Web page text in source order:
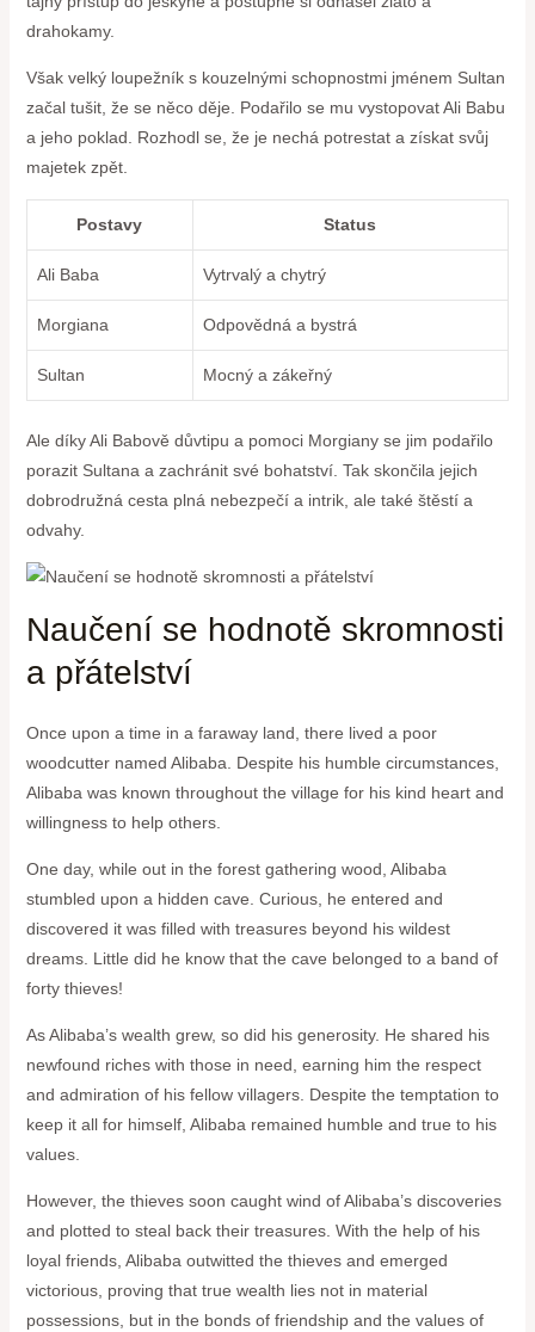
drahokamy.
Však velký loupežník s kouzelnými schopnostmi jménem Sultan
začal tušit, že se něco děje. Podařilo se mu vystopovat Ali Babu
a jeho poklad. Rozhodl se, že je nechá potrestat a získat svůj
majetek zpět.
Postavy Status
Ali Baba Vytrvalý a chytrý
Morgiana Odpovědná a bystrá
Sultan Mocný a zákeřný
Ale díky Ali Babově důvtipu a pomoci Morgiany se jim podařilo
porazit Sultana a zachránit své bohatství. Tak skončila jejich
dobrodružná cesta plná nebezpečí a intrik, ale také štěstí a
odvahy.
Naučení se hodnotě skromnosti
a přátelství
Once upon a time in a faraway land, there lived a poor
woodcutter named Alibaba. Despite his humble circumstances,
Alibaba was known throughout the village for his kind heart and
willingness to help others.
One day, while out in the forest gathering wood, Alibaba
stumbled upon a hidden cave. Curious, he entered and
discovered it was filled with treasures beyond his wildest
dreams. Little did he know that the cave belonged to a band of
forty thieves!
As Alibaba’s wealth grew, so did his generosity. He shared his
newfound riches with those in need, earning him the respect
and admiration of his fellow villagers. Despite the temptation to
keep it all for himself, Alibaba remained humble and true to his
values.
However, the thieves soon caught wind of Alibaba’s discoveries
and plotted to steal back their treasures. With the help of his
loyal friends, Alibaba outwitted the thieves and emerged
victorious, proving that true wealth lies not in material
possessions, but in the bonds of friendship and the values of